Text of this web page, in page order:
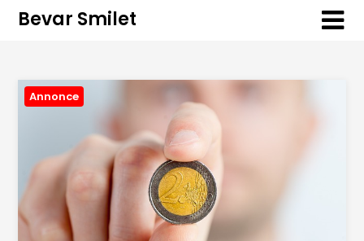
Bevar Smilet
Annonce